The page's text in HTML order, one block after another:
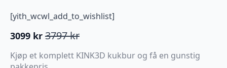
[yith_wcwl_add_to_wishlist]
3797kr
Opprinnelig
pris
var:
3099 kr
Nåværende
pris
er:
Kjøp et komplett KINK3D kukbur og få en gunstig